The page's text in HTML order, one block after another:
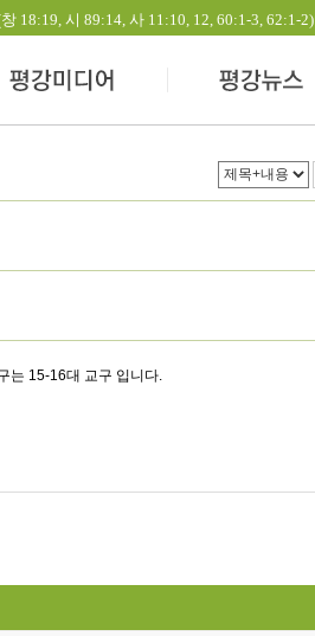
18:19, 시 89:14, 사 11:10, 12, 60:1-3, 62:1-2)
는 15-16대 교구 입니다.